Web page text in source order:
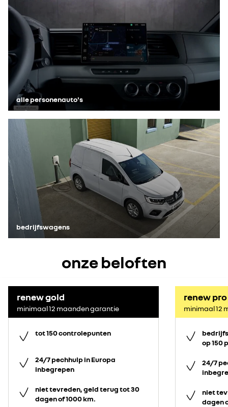
alle personenauto's
bedrijfswagens
onze beloften
renew gold
minimaal 12 maanden garantie
tot 150 controlepunten
24/7 pechhulp in Europa
inbegrepen
niet tevreden, geld terug tot 30
dagen of 1000 km.
renew pro
minimaal 12
op 150
24/7
niet
dagen